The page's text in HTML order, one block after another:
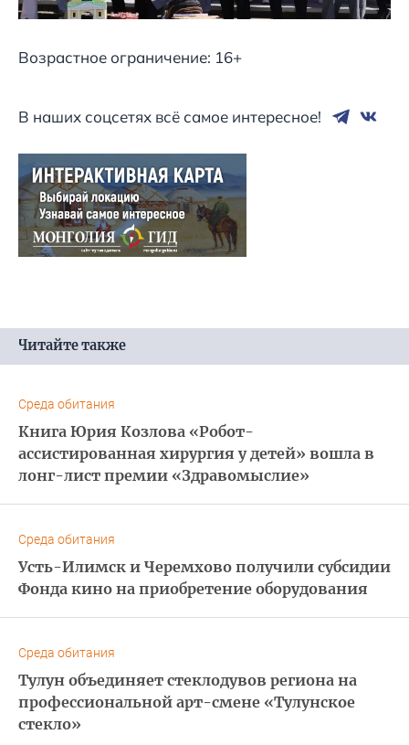
Возрастное ограничение: 16+
В наших соцсетях всё самое интересное!
Читайте также
Среда обитания
Книга Юрия Козлова «Робот-
ассистированная хирургия у детей» вошла в
лонг-лист премии «Здравомыслие»
Среда обитания
Усть-Илимск и Черемхово получили субсидии
Фонда кино на приобретение оборудования
Среда обитания
Тулун объединяет стеклодувов региона на
профессиональной арт-смене «Тулунское
стекло»